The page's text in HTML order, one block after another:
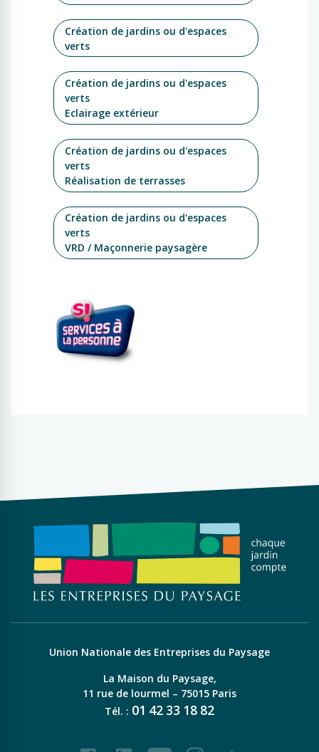
Création de jardins ou d'espaces
verts
Création de jardins ou d'espaces
verts
Eclairage extérieur
Création de jardins ou d'espaces
verts
Réalisation de terrasses
Création de jardins ou d'espaces
verts
VRD / Maçonnerie paysagère
Union Nationale des Entreprises du Paysage
La Maison du Paysage,
11 rue de lourmel – 75015 Paris
Tél. : 01 42 33 18 82